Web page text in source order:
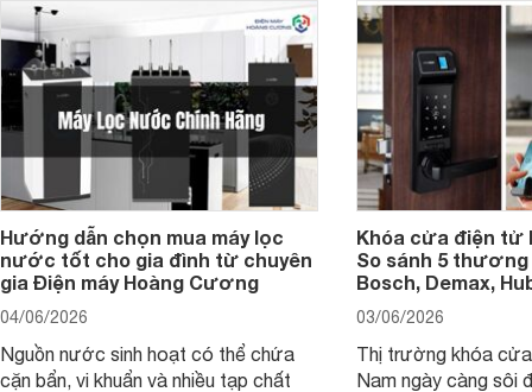
Hướng dẫn chọn mua máy lọc
nước tốt cho gia đình từ chuyên
gia Điện máy Hoàng Cương
04/06/2026
Nguồn nước sinh hoạt có thể chứa
cặn bẩn, vi khuẩn và nhiều tạp chất
Khóa cửa điện tử
So sánh 5 thương
Bosch, Demax,
03/06/2026
Thị trường khóa
Nam ngày càng sôi